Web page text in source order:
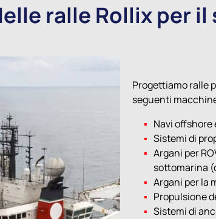
ralle Rollix per
Progettiamo ralle
seguenti
Navi
Sistemi di
Argani per
sottomarina
Argani per la
Propulsione
Sistemi di